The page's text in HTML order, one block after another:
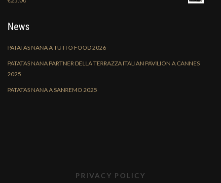
News
PATATAS NANA A TUTTO FOOD 2026
PATATAS NANA PARTNER DELLA TERRAZZA ITALIAN PAVILION A CANNES
2025
PATATAS NANA A SANREMO 2025
PRIVACY POLICY